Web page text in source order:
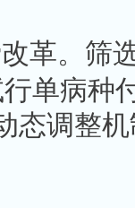
革。筛
单病种
态调整